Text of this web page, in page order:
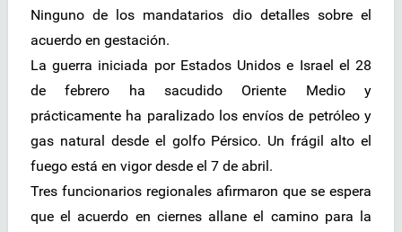
Ninguno de los mandatarios dio detalles sobre el
acuerdo en gestación.
La guerra iniciada por Estados Unidos e Israel el 28
de febrero ha sacudido Oriente Medio y
prácticamente ha paralizado los envíos de petróleo y
gas natural desde el golfo Pérsico. Un frágil alto el
fuego está en vigor desde el 7 de abril.
Tres funcionarios regionales afirmaron que se espera
que el acuerdo en ciernes allane el camino para la